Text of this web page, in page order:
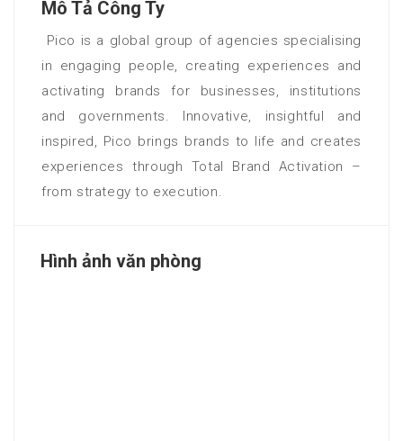
Mô Tả Công Ty
Pico is a global group of agencies specialising
in engaging people, creating experiences and
activating brands for businesses, institutions
and governments. Innovative, insightful and
inspired, Pico brings brands to life and creates
experiences through Total Brand Activation –
from strategy to execution.
Hình ảnh văn phòng